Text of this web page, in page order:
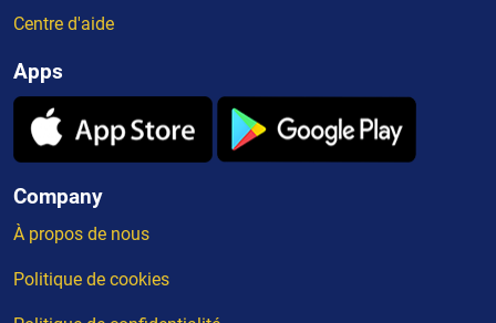
Centre d'aide
Apps
Company
À propos de nous
Politique de cookies